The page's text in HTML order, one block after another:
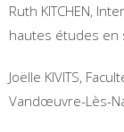
Ruth KITCHEN,
hautes études en
Joëlle KIVITS,
Vandœuvre-Lès-